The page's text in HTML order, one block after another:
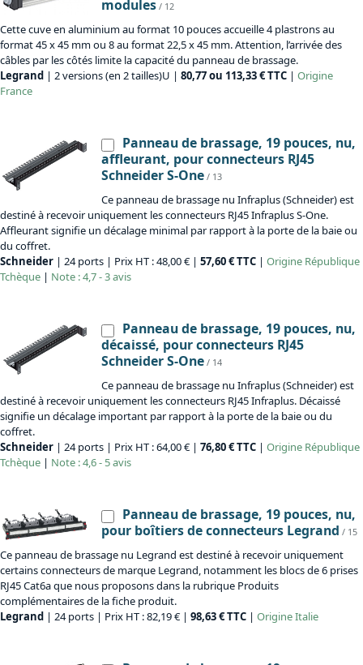
modules / 12
Cette cuve en aluminium au format 10 pouces accueille 4 plastrons au
format 45 x 45 mm ou 8 au format 22,5 x 45 mm. Attention, l’arrivée des
câbles par les côtés limite la capacité du panneau de brassage.
Legrand | 2 versions (en 2 tailles)U | 80,77 ou 113,33 € TTC | Origine
France
Panneau de brassage, 19 pouces, nu,
affleurant, pour connecteurs RJ45
Schneider S-One / 13
Ce panneau de brassage nu Infraplus (Schneider) est
destiné à recevoir uniquement les connecteurs RJ45 Infraplus S-One.
Affleurant signifie un décalage minimal par rapport à la porte de la baie ou
du coffret.
Schneider | 24 ports | Prix HT : 48,00 € | 57,60 € TTC | Origine République
Tchèque | Note : 4,7 - 3 avis
Panneau de brassage, 19 pouces, nu,
décaissé, pour connecteurs RJ45
Schneider S-One / 14
Ce panneau de brassage nu Infraplus (Schneider) est
destiné à recevoir uniquement les connecteurs RJ45 Infraplus. Décaissé
signifie un décalage important par rapport à la porte de la baie ou du
coffret.
Schneider | 24 ports | Prix HT : 64,00 € | 76,80 € TTC | Origine République
Tchèque | Note : 4,6 - 5 avis
Panneau de brassage, 19 pouces, nu,
pour boîtiers de connecteurs Legrand / 15
Ce panneau de brassage nu Legrand est destiné à recevoir uniquement
certains connecteurs de marque Legrand, notamment les blocs de 6 prises
RJ45 Cat6a que nous proposons dans la rubrique Produits
complémentaires de la fiche produit.
Legrand | 24 ports | Prix HT : 82,19 € | 98,63 € TTC | OrigineItalie